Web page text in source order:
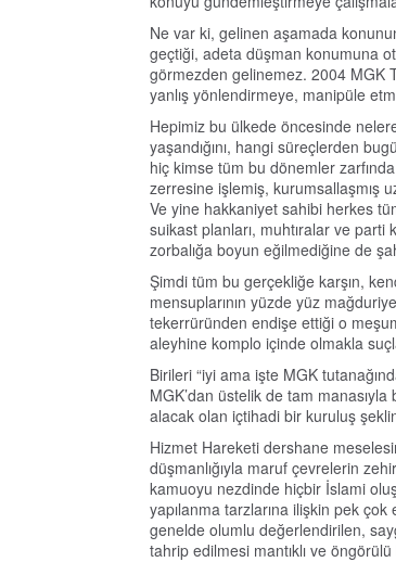
Ne var ki, gelinen aşamada
geçtiği, adeta düşman konumuna
görmezden gelinemez. 2004 MGK
yanlış yönlendirmeye, manipüle
Hepimiz bu ülkede öncesinde
yaşandığını, hangi süreçlerden
hiç kimse tüm bu dönemler
zerresine işlemiş, kurumsallaşmış
Ve yine hakkaniyet sahibi herkes
suikast planları, muhtıralar ve parti
zorbalığa boyun eğilmediğine de
Şimdi tüm bu gerçekliğe karşın,
mensuplarının yüzde yüz
tekerrüründen endişe ettiği o
aleyhine komplo içinde olmakla
Birileri “iyi ama işte MGK
MGK’dan üstelik de tam
alacak olan içtihadi bir kuruluş
Hizmet Hareketi dershane
düşmanlığıyla maruf çevrelerin
kamuoyu nezdinde hiçbir İslami
yapılanma tarzlarına ilişkin pek
genelde olumlu değerlendirilen,
tahrip edilmesi mantıklı ve öngörülü